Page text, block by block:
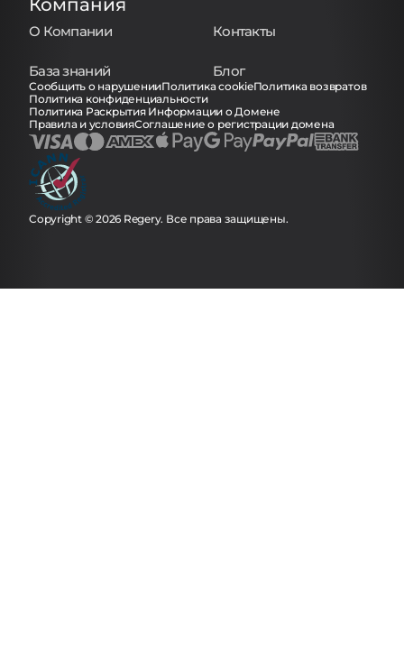
Компания
О Компании Контакты
База знаний Блог
Сообщить о нарушенииПолитика cookieПолитика возвратов
Политика конфиденциальности
Политика Раскрытия Информации о Домене
Правила и условияСоглашение о регистрации домена
Copyright © 2026 Regery. Все права защищены.